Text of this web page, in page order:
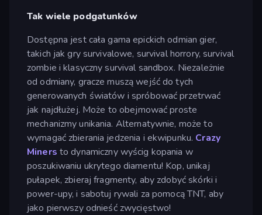
Tak wiele podgatunków
Dostępna jest cała gama epickich odmian gier,
takich jak gry survivalowe, survival horrory, survival
zombie i klasyczny survival sandbox. Niezależnie
od odmiany, gracze muszą wejść do tych
generowanych światów i spróbować przetrwać
jak najdłużej. Może to obejmować proste
mechanizmy unikania. Alternatywnie, może to
wymagać zbierania jedzenia i ekwipunku. Crazy
Miners to dynamiczny wyścig kopania w
poszukiwaniu ukrytego diamentu! Kop, unikaj
pułapek, zbieraj fragmenty, aby zdobyć skórki i
power-upy, i sabotuj rywali za pomocą TNT, aby
jako pierwszy odnieść zwycięstwo!